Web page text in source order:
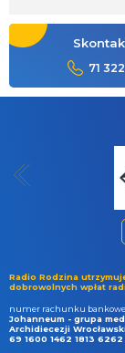
71
Radio Rodzina
dobrowolnych wpłat
numer rachunku
Johanneum - grupa
Archidiecezji
69 1600 1462 1813